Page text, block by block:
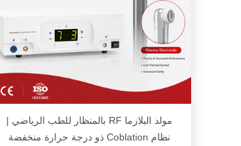
مولد البلازما RF بالمنظار للطب الرياضي |
نظام Coblation ذو درجة حرارة منخفضة